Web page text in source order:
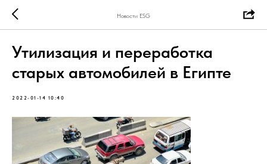
Новости ESG
Утилизация и переработка
старых автомобилей в Египте
2022-01-14 10:40